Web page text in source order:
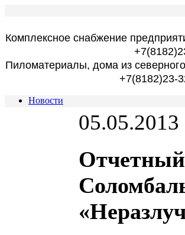
Комплексное снабжение
Пиломатериалы, дома из
+7(8182)23-
Новости
05.05.2013
Отчетный